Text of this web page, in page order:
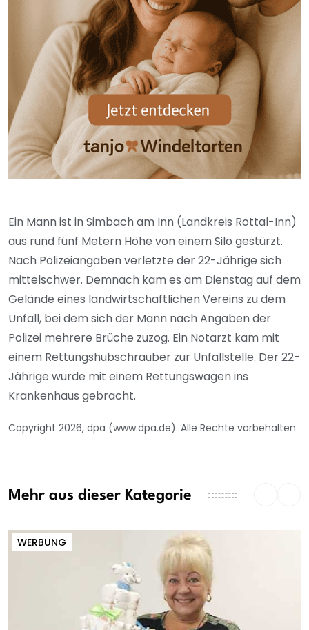
Ein Mann ist in Simbach am Inn (Landkreis Rottal-Inn)
aus rund fünf Metern Höhe von einem Silo gestürzt.
Nach Polizeiangaben verletzte der 22-Jährige sich
mittelschwer. Demnach kam es am Dienstag auf dem
Gelände eines landwirtschaftlichen Vereins zu dem
Unfall, bei dem sich der Mann nach Angaben der
Polizei mehrere Brüche zuzog. Ein Notarzt kam mit
einem Rettungshubschrauber zur Unfallstelle. Der 22-
Jährige wurde mit einem Rettungswagen ins
Krankenhaus gebracht.
Copyright 2026, dpa (www.dpa.de). Alle Rechte vorbehalten
Mehr aus dieser Kategorie
WERBUNG